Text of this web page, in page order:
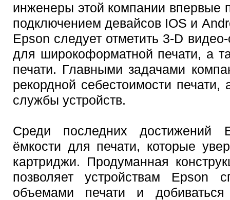
инженеры этой компании впервые
подключением девайсов IOS и
Epson следует отметить 3-D
для широкоформатной печати, а
печати. Главными задачами
рекордной себестоимости печати,
службы устройств.
Среди последних достижений
ёмкости для печати, которые
картриджи. Продуманная
позволяет устройствам Epson
объемами печати и